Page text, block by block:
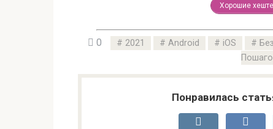
Хорошие
0 2021 Android iOS
Понравилась